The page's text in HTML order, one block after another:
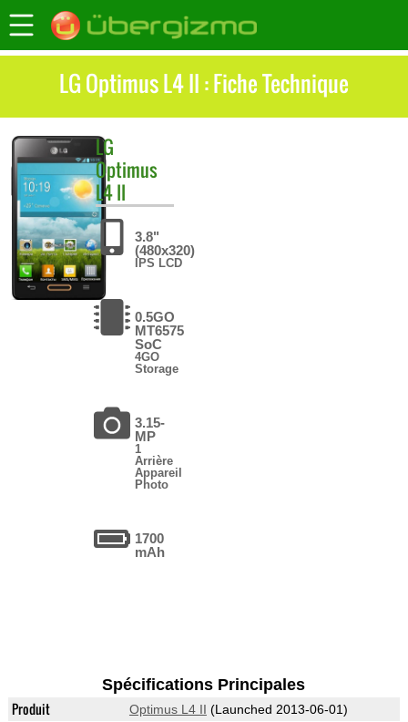
LG Optimus L4 II : Fiche Technique
LG
Optimus
L4 II
3.8"
(480x320)
IPS LCD
0.5GO
MT6575
SoC
4GO
Storage
3.15-
MP
1
Arrière
Appareil
Photo
1700
mAh
Spécifications Principales
Produit Optimus L4 II (Launched 2013-06-01)